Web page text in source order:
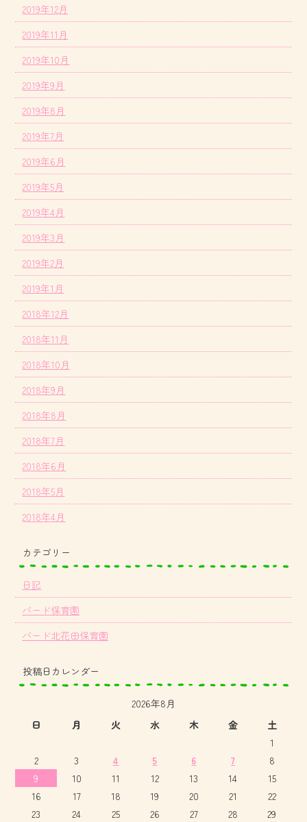
2019年12月
2019年11月
2019年10月
2019年9月
2019年8月
2019年7月
2019年6月
2019年5月
2019年4月
2019年3月
2019年2月
2019年1月
2018年12月
2018年11月
2018年10月
2018年9月
2018年8月
2018年7月
2018年6月
2018年5月
2018年4月
カテゴリー
日記
バード保育園
バード北花田保育園
投稿日カレンダー
2026年8月
日
月 火 水 木 金
土
1
2
3 4 5 6 7
8
9
10 11 12 13 14
15
16
17 18 19 20 21
22
23
24 25 26 27 28 29